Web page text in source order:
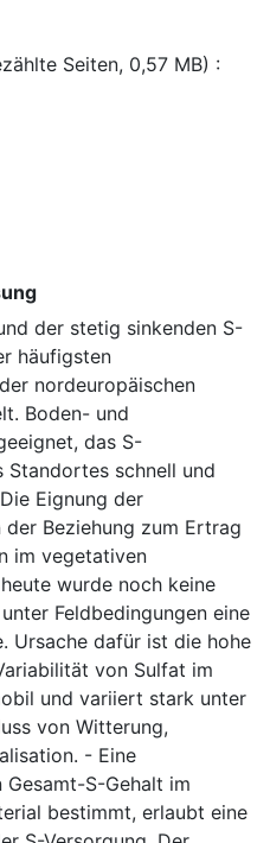
Seiten, 0,57 MB) :
der stetig sinkenden S-
häufigsten
nordeuropäischen
Boden- und
das S-
Standortes schnell und
Eignung der
Beziehung zum Ertrag
im vegetativen
wurde noch keine
Feldbedingungen eine
Ursache dafür ist die hohe
von Sulfat im
und variiert stark unter
von Witterung,
- Eine
Gesamt-S-Gehalt im
bestimmt, erlaubt eine